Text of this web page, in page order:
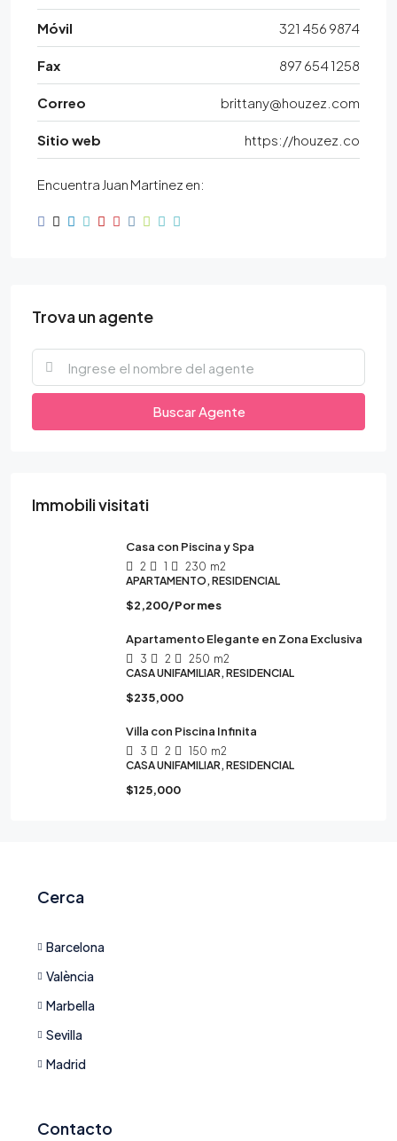
Móvil 321 456 9874
Fax 897 654 1258
Correo brittany@houzez.com
Sitio web https://houzez.co
Encuentra Juan Martinez en:
Trova un agente
Buscar Agente
Immobili visitati
Casa con Piscina y Spa
2 1 230 m2
APARTAMENTO, RESIDENCIAL
$2,200/Por mes
Apartamento Elegante en Zona Exclusiva
3 2 250 m2
CASA UNIFAMILIAR, RESIDENCIAL
$235,000
Villa con Piscina Infinita
3 2 150 m2
CASA UNIFAMILIAR, RESIDENCIAL
$125,000
Cerca
Barcelona
València
Marbella
Sevilla
Madrid
Contacto